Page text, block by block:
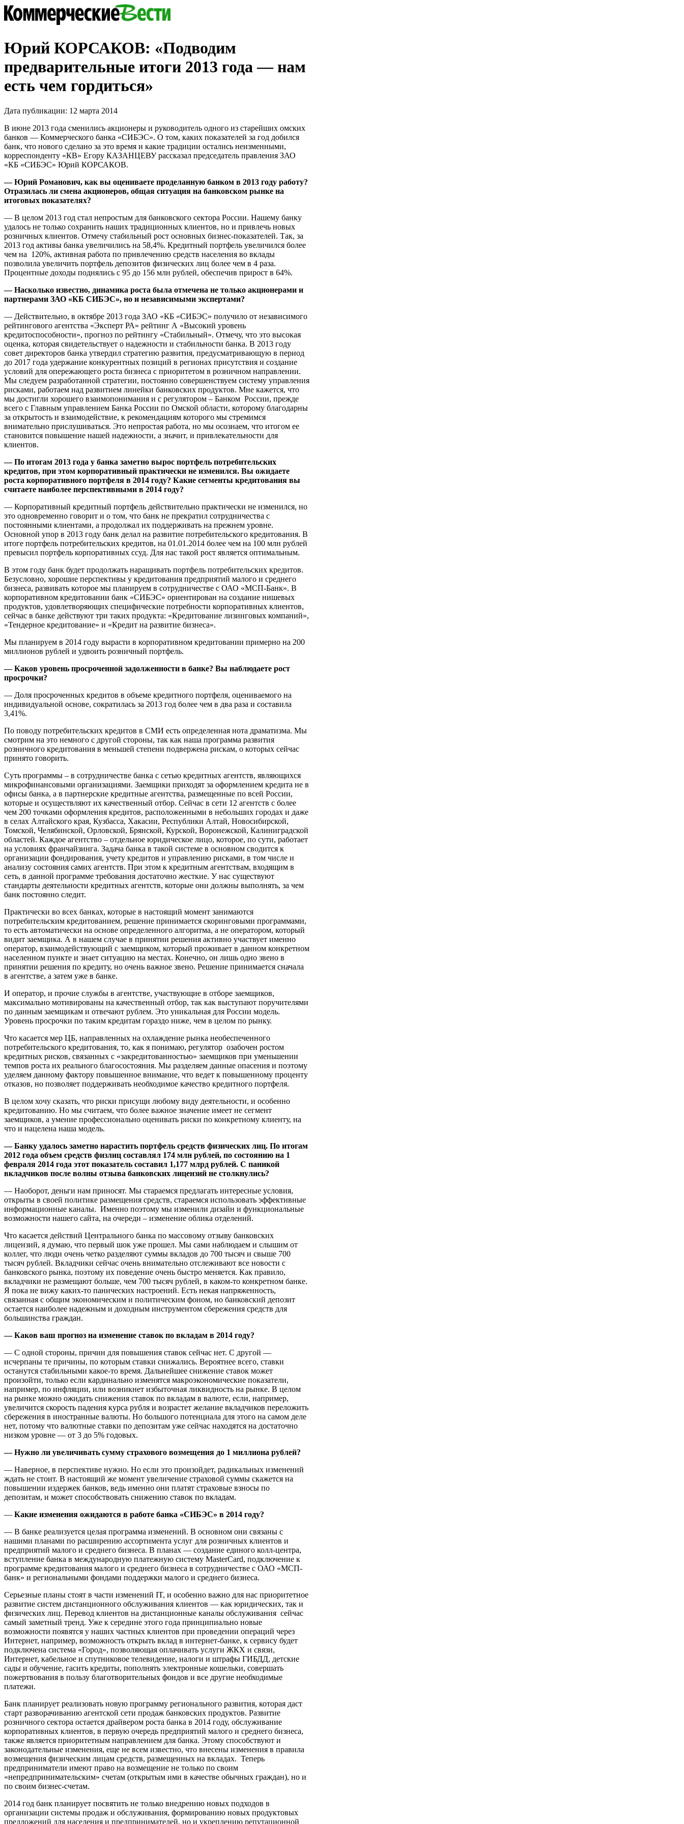
Юрий КОРСАКОВ: «Подводим
предварительные итоги 2013 года — нам
есть чем гордиться»
Дата публикации: 12 марта 2014
В июне 2013 года сменились акционеры и руководитель одного из старейших омских
банков — Коммерческого банка «СИБЭС». О том, каких показателей за год добился
банк, что нового сделано за это время и какие традиции остались неизменными,
корреспонденту «КВ» Егору КАЗАНЦЕВУ рассказал председатель правления ЗАО
«КБ «СИБЭС» Юрий КОРСАКОВ.
— Юрий Романович, как вы оцениваете проделанную банком в 2013 году работу?
Отразилась ли смена акционеров, общая ситуация на банковском рынке на
итоговых показателях?
— В целом 2013 год стал непростым для банковского сектора России. Нашему банку
удалось не только сохранить наших традиционных клиентов, но и привлечь новых
розничных клиентов. Отмечу стабильный рост основных бизнес-показателей. Так, за
2013 год активы банка увеличились на 58,4%. Кредитный портфель увеличился более
чем на 120%, активная работа по привлечению средств населения во вклады
позволила увеличить портфель депозитов физических лиц более чем в 4 раза.
Процентные доходы поднялись с 95 до 156 млн рублей, обеспечив прирост в 64%.
— Насколько известно, динамика роста была отмечена не только акционерами и
партнерами ЗАО «КБ СИБЭС», но и независимыми экспертами?
— Действительно, в октябре 2013 года ЗАО «КБ «СИБЭС» получило от независимого
рейтингового агентства «Эксперт РА» рейтинг А «Высокий уровень
кредитоспособности», прогноз по рейтингу «Стабильный». Отмечу, что это высокая
оценка, которая свидетельствует о надежности и стабильности банка. В 2013 году
совет директоров банка утвердил стратегию развития, предусматривающую в период
до 2017 года удержание конкурентных позиций в регионах присутствия и создание
условий для опережающего роста бизнеса с приоритетом в розничном направлении.
Мы следуем разработанной стратегии, постоянно совершенствуем систему управления
рисками, работаем над развитием линейки банковских продуктов. Мне кажется, что
мы достигли хорошего взаимопонимания и с регулятором – Банком России, прежде
всего с Главным управлением Банка России по Омской области, которому благодарны
за открытость и взаимодействие, к рекомендациям которого мы стремимся
внимательно прислушиваться. Это непростая работа, но мы осознаем, что итогом ее
становится повышение нашей надежности, а значит, и привлекательности для
клиентов.
— По итогам 2013 года у банка заметно вырос портфель потребительских
кредитов, при этом корпоративный практически не изменился. Вы ожидаете
роста корпоративного портфеля в 2014 году? Какие сегменты кредитования вы
считаете наиболее перспективными в 2014 году?
— Корпоративный кредитный портфель действительно практически не изменился, но
это одновременно говорит и о том, что банк не прекратил сотрудничества с
постоянными клиентами, а продолжал их поддерживать на прежнем уровне.
Основной упор в 2013 году банк делал на развитие потребительского кредитования. В
итоге портфель потребительских кредитов, на 01.01.2014 более чем на 100 млн рублей
превысил портфель корпоративных ссуд. Для нас такой рост является оптимальным.
В этом году банк будет продолжать наращивать портфель потребительских кредитов.
Безусловно, хорошие перспективы у кредитования предприятий малого и среднего
бизнеса, развивать которое мы планируем в сотрудничестве с ОАО «МСП-Банк». В
корпоративном кредитовании банк «СИБЭС» ориентирован на создание нишевых
продуктов, удовлетворяющих специфические потребности корпоративных клиентов,
сейчас в банке действуют три таких продукта: «Кредитование лизинговых компаний»,
«Тендерное кредитование» и «Кредит на развитие бизнеса».
Мы планируем в 2014 году вырасти в корпоративном кредитовании примерно на 200
миллионов рублей и удвоить розничный портфель.
—Каков уровень просроченной задолженности в банке? Вы наблюдаете рост
просрочки?
— Доля просроченных кредитов в объеме кредитного портфеля, оцениваемого на
индивидуальной основе, сократилась за 2013 год более чем в два раза и составила
3,41%.
По поводу потребительских кредитов в СМИ есть определенная нота драматизма. Мы
смотрим на это немного с другой стороны, так как наша программа развития
розничного кредитования в меньшей степени подвержена рискам, о которых сейчас
принято говорить.
Суть программы – в сотрудничестве банка с сетью кредитных агентств, являющихся
микрофинансовыми организациями. Заемщики приходят за оформлением кредита не в
офисы банка, а в партнерские кредитные агентства, размещенные по всей России,
которые и осуществляют их качественный отбор. Сейчас в сети 12 агентств с более
чем 200 точками оформления кредитов, расположенными в небольших городах и даже
в селах Алтайского края, Кузбасса, Хакасии, Республики Алтай, Новосибирской,
Томской, Челябинской, Орловской, Брянской, Курской, Воронежской, Калиниградской
областей. Каждое агентство – отдельное юридическое лицо, которое, по сути, работает
на условиях франчайзинга. Задача банка в такой системе в основном сводится к
организации фондирования, учету кредитов и управлению рисками, в том числе и
анализу состояния самих агентств. При этом к кредитным агентствам, входящим в
сеть, в данной программе требования достаточно жесткие. У нас существуют
стандарты деятельности кредитных агентств, которые они должны выполнять, за чем
банк постоянно следит.
Практически во всех банках, которые в настоящий момент занимаются
потребительским кредитованием, решение принимается скоринговыми программами,
то есть автоматически на основе определенного алгоритма, а не оператором, который
видит заемщика. А в нашем случае в принятии решения активно участвует именно
оператор, взаимодействующий с заемщиком, который проживает в данном конкретном
населенном пункте и знает ситуацию на местах. Конечно, он лишь одно звено в
принятии решения по кредиту, но очень важное звено. Решение принимается сначала
в агентстве, а затем уже в банке.
И оператор, и прочие службы в агентстве, участвующие в отборе заемщиков,
максимально мотивированы на качественный отбор, так как выступают поручителями
по данным заемщикам и отвечают рублем. Это уникальная для России модель.
Уровень просрочки по таким кредитам гораздо ниже, чем в целом по рынку.
Что касается мер ЦБ, направленных на охлаждение рынка необеспеченного
потребительского кредитования, то, как я понимаю, регулятор озабочен ростом
кредитных рисков, связанных с «закредитованностью» заемщиков при уменьшении
темпов роста их реального благосостояния. Мы разделяем данные опасения и поэтому
уделяем данному фактору повышенное внимание, что ведет к повышенному проценту
отказов, но позволяет поддерживать необходимое качество кредитного портфеля.
В целом хочу сказать, что риски присущи любому виду деятельности, и особенно
кредитованию. Но мы считаем, что более важное значение имеет не сегмент
заемщиков, а умение профессионально оценивать риски по конкретному клиенту, на
что и нацелена наша модель.
—Банку удалось заметно нарастить портфель средств физических лиц. По итогам
2012 года объем средств физлиц составлял 174 млн рублей, по состоянию на 1
февраля 2014 года этот показатель составил 1,177 млрд рублей. С паникой
вкладчиков после волны отзыва банковских лицензий не столкнулись?
— Наоборот, деньги нам приносят. Мы стараемся предлагать интересные условия,
открыты в своей политике размещения средств, стараемся использовать эффективные
информационные каналы. Именно поэтому мы изменили дизайн и функциональные
возможности нашего сайта, на очереди – изменение облика отделений.
Что касается действий Центрального банка по массовому отзыву банковских
лицензий, я думаю, что первый шок уже прошел. Мы сами наблюдаем и слышим от
коллег, что люди очень четко разделяют суммы вкладов до 700 тысяч и свыше 700
тысяч рублей. Вкладчики сейчас очень внимательно отслеживают все новости с
банковского рынка, поэтому их поведение очень быстро меняется. Как правило,
вкладчики не размещают больше, чем 700 тысяч рублей, в каком-то конкретном банке.
Я пока не вижу каких-то панических настроений. Есть некая напряженность,
связанная с общим экономическим и политическим фоном, но банковский депозит
остается наиболее надежным и доходным инструментом сбережения средств для
большинства граждан.
—Каков ваш прогноз на изменение ставок по вкладам в 2014 году?
— С одной стороны, причин для повышения ставок сейчас нет. С другой —
исчерпаны те причины, по которым ставки снижались. Вероятнее всего, ставки
останутся стабильными какое-то время. Дальнейшее снижение ставок может
произойти, только если кардинально изменятся макроэкономические показатели,
например, по инфляции, или возникнет избыточная ликвидность на рынке. В целом
на рынке можно ожидать снижения ставок по вкладам в валюте, если, например,
увеличится скорость падения курса рубля и возрастет желание вкладчиков переложить
сбережения в иностранные валюты. Но большого потенциала для этого на самом деле
нет, потому что валютные ставки по депозитам уже сейчас находятся на достаточно
низком уровне — от 3 до 5% годовых.
—Нужно ли увеличивать сумму страхового возмещения до 1 миллиона рублей?
— Наверное, в перспективе нужно. Но если это произойдет, радикальных изменений
ждать не стоит. В настоящий же момент увеличение страховой суммы скажется на
повышении издержек банков, ведь именно они платят страховые взносы по
депозитам, и может способствовать снижению ставок по вкладам.
— Какие изменения ожидаются в работе банка «СИБЭС» в 2014 году?
— В банке реализуется целая программа изменений. В основном они связаны с
нашими планами по расширению ассортимента услуг для розничных клиентов и
предприятий малого и среднего бизнеса. В планах — создание единого колл-центра,
вступление банка в международную платежную систему MasterCard, подключение к
программе кредитования малого и среднего бизнеса в сотрудничестве с ОАО «МСП-
банк» и региональными фондами поддержки малого и среднего бизнеса.
Серьезные планы стоят в части изменений IT, и особенно важно для нас приоритетное
развитие систем дистанционного обслуживания клиентов — как юридических, так и
физических лиц. Перевод клиентов на дистанционные каналы обслуживания сейчас
самый заметный тренд. Уже к середине этого года принципиально новые
возможности появятся у наших частных клиентов при проведении операций через
Интернет, например, возможность открыть вклад в интернет-банке, к сервису будет
подключена система «Город», позволяющая оплачивать услуги ЖКХ и связи,
Интернет, кабельное и спутниковое телевидение, налоги и штрафы ГИБДД, детские
сады и обучение, гасить кредиты, пополнять электронные кошельки, совершать
пожертвования в пользу благотворительных фондов и все другие необходимые
платежи.
Банк планирует реализовать новую программу регионального развития, которая даст
старт разворачиванию агентской сети продаж банковских продуктов. Развитие
розничного сектора остается драйвером роста банка в 2014 году, обслуживание
корпоративных клиентов, в первую очередь предприятий малого и среднего бизнеса,
также является приоритетным направлением для банка. Этому способствуют и
законодательные изменения, еще не всем известно, что внесены изменения в правила
возмещения физическим лицам средств, размещенных на вкладах. Теперь
предприниматели имеют право на возмещение не только по своим
«непредпринимательским» счетам (открытым ими в качестве обычных граждан), но и
по своим бизнес-счетам.
2014 год банк планирует посвятить не только внедрению новых подходов в
организации системы продаж и обслуживания, формированию новых продуктовых
предложений для населения и предпринимателей, но и укреплению репутационной